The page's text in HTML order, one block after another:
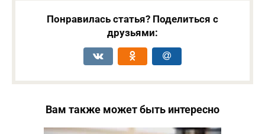
Понравилась статья? Поделиться с
друзьями:
Вам также может быть интересно